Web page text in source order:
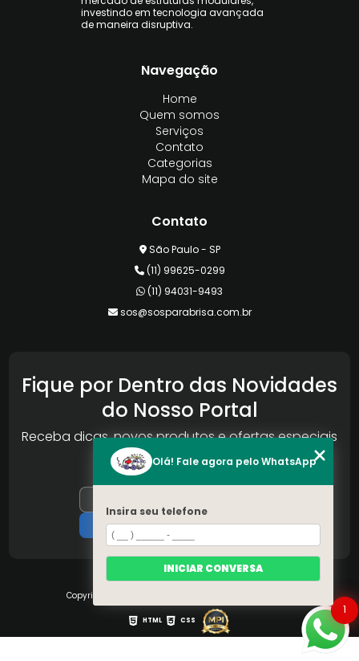
investindo em tecnologia avançada
de maneira disruptiva.
Navegação
Home
Quem somos
Serviços
Contato
Categorias
Mapa do site
Contato
São Paulo - SP
(11) 99625-0299
(11) 94031-9493
sos@sosparabrisa.com.br
Fique por Dentro das Novidades
do Nosso Portal
Receba dicas, novos produtos e ofertas especiais
da Reconlog
Copyright © S.O.S Pára-brisa. (Lei 9610 de 19/02/1998)
HTML CSS
1
Olá! Fale agora pelo WhatsApp
Insira seu telefone
INICIAR CONVERSA